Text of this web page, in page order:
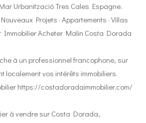
Urbanització Tres Cales Espagne.
Projets · Appartements · Villas
Immobilier Acheter Malin Costa Dorada
à un professionnel francophone, sur
localement vos intérêts immobiliers.
https://costadoradaimmobilier.com/
à vendre sur Costa Dorada,